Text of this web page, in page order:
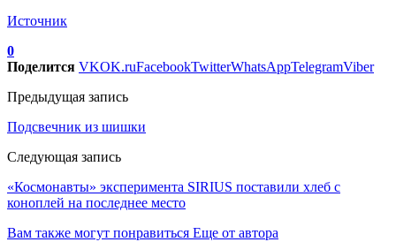
Источник
0
Поделится VKOK.ruFacebookTwitterWhatsAppTelegramViber
Предыдущая запись
Подсвечник из шишки
Следующая запись
«Космонавты» эксперимента SIRIUS поставили хлеб с
коноплей на последнее место
Вам также могут понравиться Еще от автора